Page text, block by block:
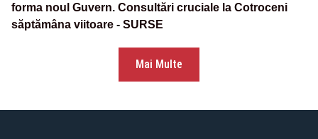
forma noul Guvern. Consultări cruciale la Cotroceni
săptămâna viitoare - SURSE
Mai Multe